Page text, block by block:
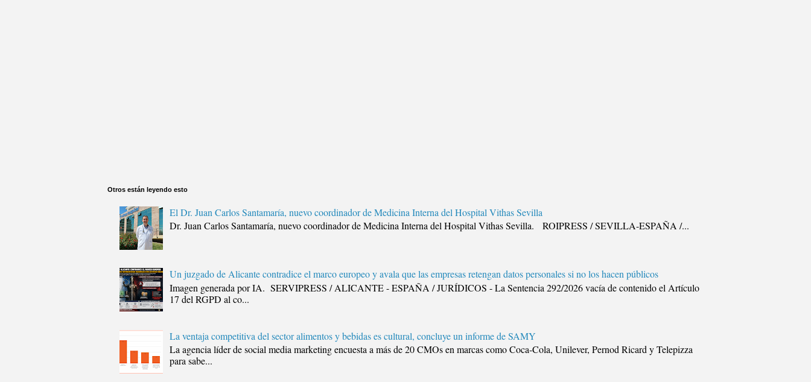
Otros están leyendo esto
El Dr. Juan Carlos Santamaría, nuevo coordinador de Medicina Interna del Hospital Vithas Sevilla
Dr. Juan Carlos Santamaría, nuevo coordinador de Medicina Interna del Hospital Vithas Sevilla. ROIPRESS / SEVILLA-ESPAÑA /...
Un juzgado de Alicante contradice el marco europeo y avala que las empresas retengan datos personales si no los hacen públicos
Imagen generada por IA. SERVIPRESS / ALICANTE - ESPAÑA / JURÍDICOS - La Sentencia 292/2026 vacía de contenido el Artículo
17 del RGPD al co...
La ventaja competitiva del sector alimentos y bebidas es cultural, concluye un informe de SAMY
La agencia líder de social media marketing encuesta a más de 20 CMOs en marcas como Coca-Cola, Unilever, Pernod Ricard y Telepizza
para sabe...